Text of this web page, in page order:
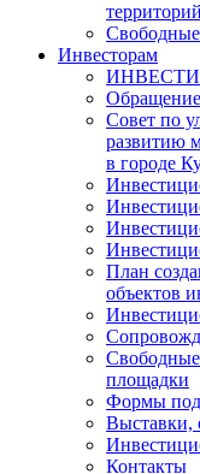
территорий
Свободные
Инвесторам
Совет по
развитию
в городе
План
объектов
площадки
Формы
Выставки,
Контакты